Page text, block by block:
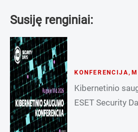
Susiję renginiai:
KONFERENCIJA ,
Kibernetinio
ESET Security